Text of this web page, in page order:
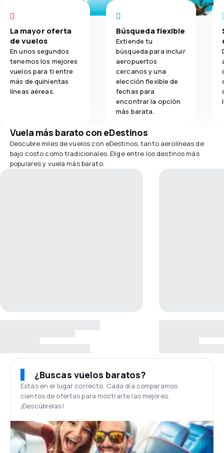
La mayor oferta
de vuelos
En unos segundos
tenemos los mejores
vuelos para ti entre
más de quinientas
líneas aéreas.
Búsqueda flexible
Extiende tu
búsqueda para incluir
aeropuertos
cercanos y una
elección flexible de
fechas para
encontrar la opción
más barata.
Vuela más barato con eDestinos
Descubre miles de vuelos con eDestinos, tanto aerolíneas de
bajo costo como tradicionales. Elige entre los destinos más
populares y vuela más barato.
¿Buscas vuelos baratos?
Estás en el lugar correcto. Cada día comparamos
cientos de ofertas para mostrarte las mejores.
¡Descúbrelas!